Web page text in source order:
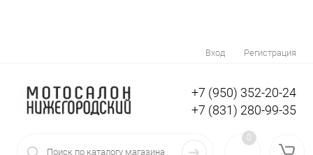
Вход Регистрация
+7 (950) 352-20-24
+7 (831) 280-99-35
0